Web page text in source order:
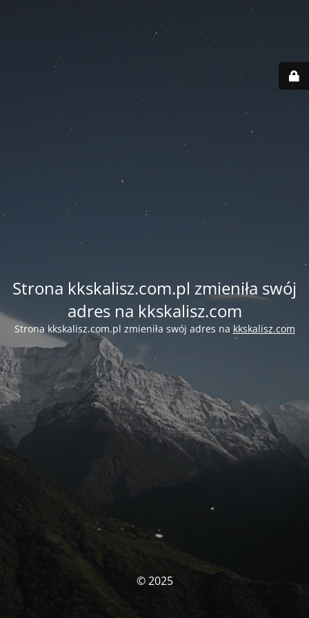
Strona kkskalisz.com.pl zmieniła swój
adres na kkskalisz.com
Strona kkskalisz.com.pl zmieniła swój adres na kkskalisz.com
© 2025